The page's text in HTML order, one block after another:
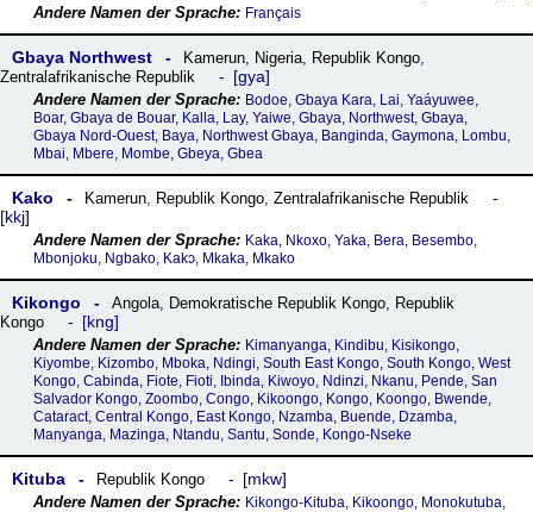
Français
Gbaya Northwest Kamerun, Nigeria, Republik Kongo,
Zentralafrikanische Republik
gya
Bodoe, Gbaya Kara, Lai, Yaáyuwee,
Boar, Gbaya de Bouar, Kalla, Lay, Yaiwe, Gbaya, Northwest, Gbaya,
Gbaya Nord-Ouest, Baya, Northwest Gbaya, Banginda, Gaymona, Lombu,
Mbai, Mbere, Mombe, Gbeya, Gbea
Kako Kamerun, Republik Kongo, Zentralafrikanische Republik
kkj
Kaka, Nkoxo, Yaka, Bera, Besembo,
Mbonjoku, Ngbako, Kakɔ, Mkaka, Mkako
Kikongo Angola, Demokratische Republik Kongo, Republik
Kongo
kng
Kimanyanga, Kindibu, Kisikongo,
Kiyombe, Kizombo, Mboka, Ndingi, South East Kongo, South Kongo, West
Kongo, Cabinda, Fiote, Fioti, Ibinda, Kiwoyo, Ndinzi, Nkanu, Pende, San
Salvador Kongo, Zoombo, Congo, Kikoongo, Kongo, Koongo, Bwende,
Cataract, Central Kongo, East Kongo, Nzamba, Buende, Dzamba,
Manyanga, Mazinga, Ntandu, Santu, Sonde, Kongo-Nseke
Kituba Republik Kongo mkw
Kikongo-Kituba, Kikoongo, Monokutuba,